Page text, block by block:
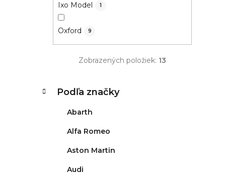
Ixo Model 1
Oxford 9
Zobrazených položiek: 13
kategórie
K
a
Podľa značky
Abarth
Alfa Romeo
Aston Martin
Audi